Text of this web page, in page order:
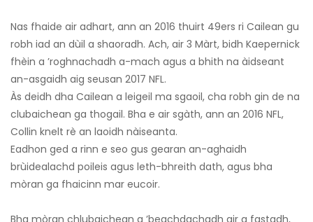
Nas fhaide air adhart, ann an 2016 thuirt 49ers ri Cailean gu
robh iad an dùil a shaoradh. Ach, air 3 Màrt, bidh Kaepernick
fhèin a ’roghnachadh a-mach agus a bhith na àidseant
an-asgaidh aig seusan 2017 NFL.
Às deidh dha Cailean a leigeil ma sgaoil, cha robh gin de na
clubaichean ga thogail. Bha e air sgàth, ann an 2016 NFL,
Collin knelt rè an laoidh nàiseanta.
Eadhon ged a rinn e seo gus gearan an-aghaidh
brùidealachd poileis agus leth-bhreith dath, agus bha
mòran ga fhaicinn mar eucoir.